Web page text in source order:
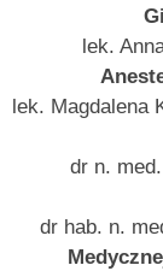
lek.
lek. Magdalena
dr n.
dr hab. n.